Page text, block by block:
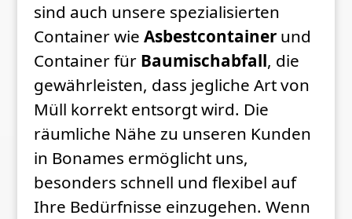
sind auch unsere spezialisierten
Container wie Asbestcontainerund
Container für Baumischabfall, die
gewährleisten, dass jegliche Art von
Müll korrekt entsorgt wird. Die
räumliche Nähe zu unseren Kunden
in Bonames ermöglicht uns,
besonders schnell und flexibel auf
Ihre Bedürfnisse einzugehen. Wenn